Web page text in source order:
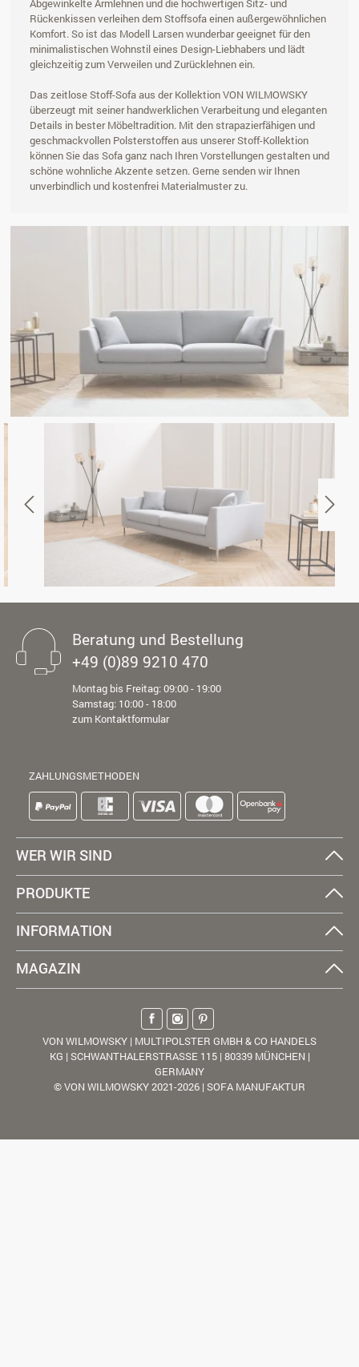
Abgewinkelte Armlehnen und die hochwertigen Sitz- und
Rückenkissen verleihen dem Stoffsofa einen außergewöhnlichen
Komfort. So ist das Modell Larsen wunderbar geeignet für den
minimalistischen Wohnstil eines Design-Liebhabers und lädt
gleichzeitig zum Verweilen und Zurücklehnen ein.
Das zeitlose Stoff-Sofa aus der Kollektion VON WILMOWSKY
überzeugt mit seiner handwerklichen Verarbeitung und eleganten
Details in bester Möbeltradition. Mit den strapazierfähigen und
geschmackvollen Polsterstoffen aus unserer Stoff-Kollektion
können Sie das Sofa ganz nach Ihren Vorstellungen gestalten und
schöne wohnliche Akzente setzen. Gerne senden wir Ihnen
unverbindlich und kostenfrei Materialmuster zu.
Beratung und Bestellung
+49 (0)89 9210 470
Montag bis Freitag: 09:00 - 19:00
Samstag: 10:00 - 18:00
zum Kontaktformular
ZAHLUNGSMETHODEN
WER WIR SIND
PRODUKTE
INFORMATION
MAGAZIN
VON WILMOWSKY | MULTIPOLSTER GMBH & CO HANDELS
KG | SCHWANTHALERSTRASSE 115 | 80339 MÜNCHEN |
GERMANY
© VON WILMOWSKY 2021-2026 | SOFA MANUFAKTUR